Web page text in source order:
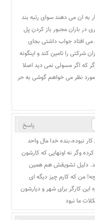
به ان می دهند سوای رتبه بند
در باران مجبور باز کردن پل
می افتاد جواب داشتی بجای
شرکتی را تامین کند و اینگونه
که اگر مسولی نمی دید اصلا
نظر می خواهم گوشی به حر
پاسخ
نبوده،بنده خدا مال واحد
وگر نه اونهایی که کارشون
دلیل تشویقش هم همین
من که کارم چیز دیگه ای
کارگر برای شهر و دیارشون
ما نبود